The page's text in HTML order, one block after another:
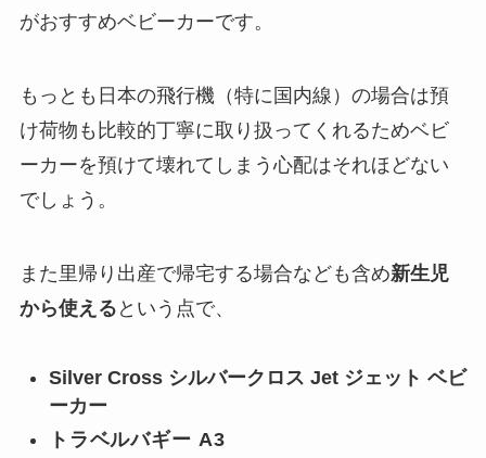
がおすすめベビーカーです。
もっとも日本の飛行機（特に国内線）の場合は預
け荷物も比較的丁寧に取り扱ってくれるためベビ
ーカーを預けて壊れてしまう心配はそれほどない
でしょう。
また里帰り出産で帰宅する場合なども含め新生児
から使える という点で、
Silver Cross シルバークロス Jet ジェット ベビ
ーカー
トラベルバギー A3